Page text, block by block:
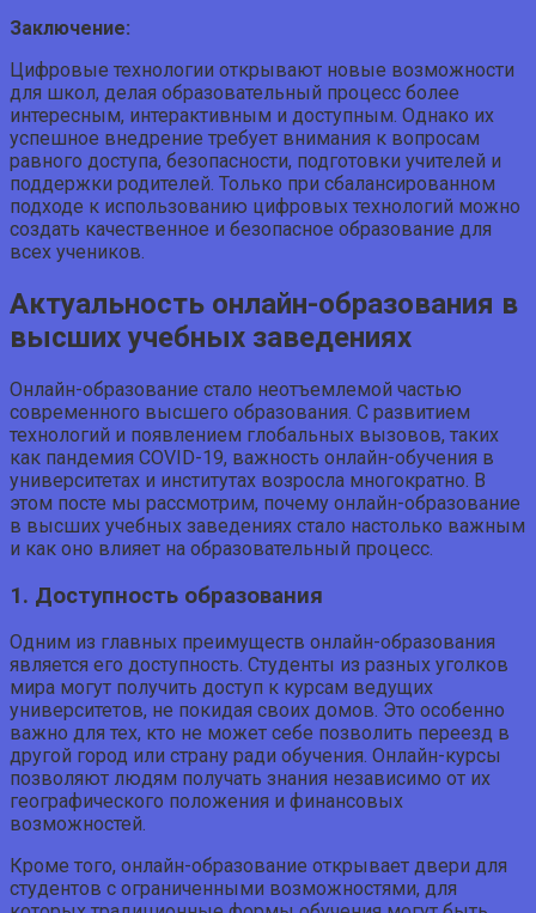
Заключение:
Цифровые технологии открывают новые возможности
для школ, делая образовательный процесс более
интересным, интерактивным и доступным. Однако их
успешное внедрение требует внимания к вопросам
равного доступа, безопасности, подготовки учителей и
поддержки родителей. Только при сбалансированном
подходе к использованию цифровых технологий можно
создать качественное и безопасное образование для
всех учеников.
Актуальность онлайн-образования в
высших учебных заведениях
Онлайн-образование стало неотъемлемой частью
современного высшего образования. С развитием
технологий и появлением глобальных вызовов, таких
как пандемия COVID-19, важность онлайн-обучения в
университетах и институтах возросла многократно. В
этом посте мы рассмотрим, почему онлайн-образование
в высших учебных заведениях стало настолько важным
и как оно влияет на образовательный процесс.
1. Доступность образования
Одним из главных преимуществ онлайн-образования
является его доступность. Студенты из разных уголков
мира могут получить доступ к курсам ведущих
университетов, не покидая своих домов. Это особенно
важно для тех, кто не может себе позволить переезд в
другой город или страну ради обучения. Онлайн-курсы
позволяют людям получать знания независимо от их
географического положения и финансовых
возможностей.
Кроме того, онлайн-образование открывает двери для
студентов с ограниченными возможностями, для